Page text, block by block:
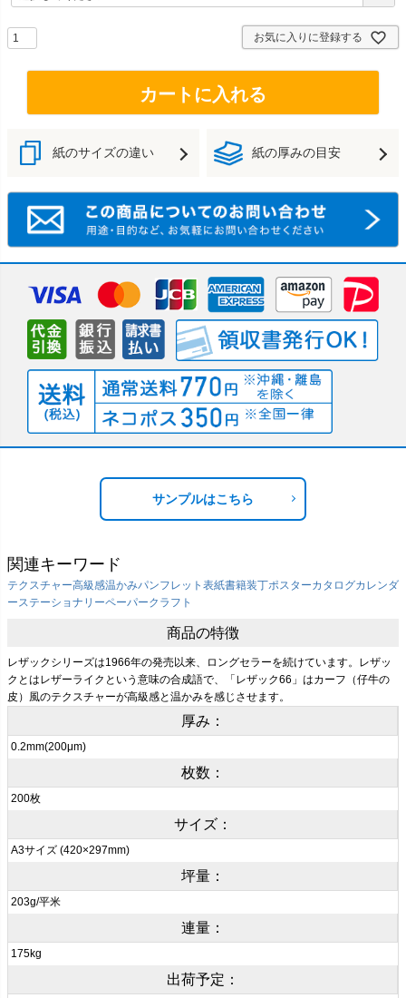
お気に入りに登録する
カートに入れる
紙のサイズの違い 紙の厚みの目安
サンプルはこちら
関連キーワード
テクスチャー高級感温かみパンフレット表紙書籍装丁ポスターカタログカレンダ
ーステーショナリーペーパークラフト
商品の特徴
レザックシリーズは1966年の発売以来、ロングセラーを続けています。レザッ
クとはレザーライクという意味の合成語で、「レザック66」はカーフ（仔牛の
皮）風のテクスチャーが高級感と温かみを感じさせます。
厚み：
0.2mm(200μm)
枚数：
200枚
サイズ：
A3サイズ (420×297mm)
坪量：
203g/平米
連量：
175kg
出荷予定：